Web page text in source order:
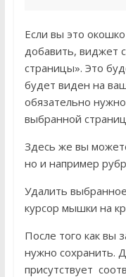
Если вы это
добавить, виджет
страницы». Это
будет виден на
обязательно
выбранной
Здесь же вы
но и например
Удалить
курсор мышки на
После того как вы
нужно сохранить.
присутствует